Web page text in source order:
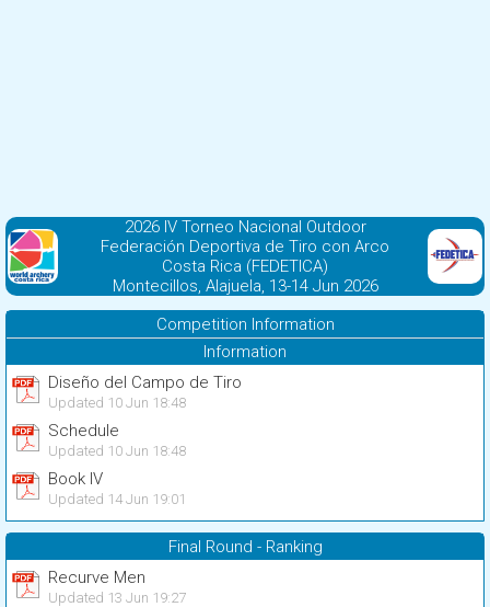
2026 IV Torneo Nacional Outdoor
Federación Deportiva de Tiro con Arco
Costa Rica (FEDETICA)
Montecillos, Alajuela, 13-14 Jun 2026
Competition Information
Information
Diseño del Campo de Tiro
Updated 10 Jun 18:48
Schedule
Updated 10 Jun 18:48
Book IV
Updated 14 Jun 19:01
Final Round - Ranking
Recurve Men
Updated 13 Jun 19:27